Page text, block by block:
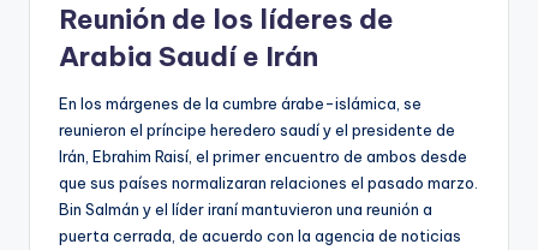
Reunión de los líderes de
Arabia Saudí e Irán
En los márgenes de la cumbre árabe-islámica, se
reunieron el príncipe heredero saudí y el presidente de
Irán, Ebrahim Raisí, el primer encuentro de ambos desde
que sus países normalizaran relaciones el pasado marzo.
Bin Salmán y el líder iraní mantuvieron una reunión a
puerta cerrada, de acuerdo con la agencia de noticias